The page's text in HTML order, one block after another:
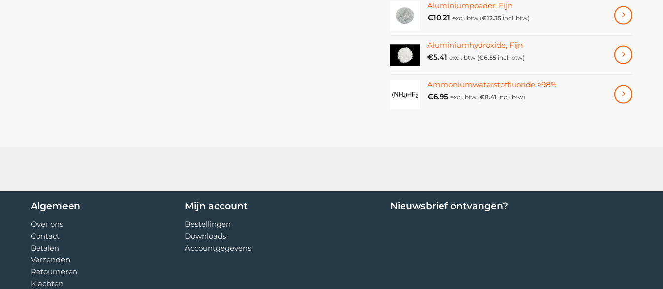
Aluminiumpoeder, Fijn
€10.21 excl. btw (€12.35 incl. btw)
Aluminiumhydroxide, Fijn
€5.41 excl. btw (€6.55 incl. btw)
Ammoniumwaterstoffluoride ≥98%
€6.95 excl. btw (€8.41 incl. btw)
Algemeen
Over ons
Contact
Betalen
Verzenden
Retourneren
Klachten
Mijn account
Bestellingen
Downloads
Accountgegevens
Nieuwsbrief ontvangen?